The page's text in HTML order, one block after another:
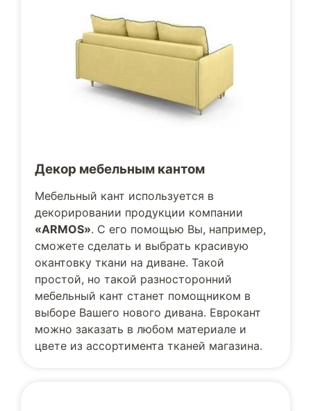
Декор мебельным кантом
Мебельный кант используется в
декорировании продукции компании
«ARMOS». С его помощью Вы, например,
сможете сделать и выбрать красивую
окантовку ткани на диване. Такой
простой, но такой разносторонний
мебельный кант станет помощником в
выборе Вашего нового дивана. Еврокант
можно заказать в любом материале и
цвете из ассортимента тканей магазина.